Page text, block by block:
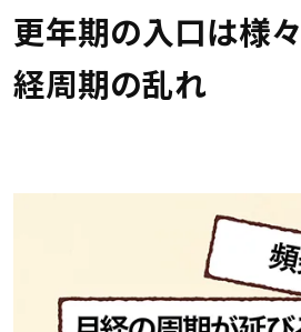
更年期の入口は様
経周期の乱れ